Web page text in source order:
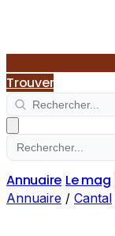
Trouver
Annuaire Le mag
Annuaire / Cantal